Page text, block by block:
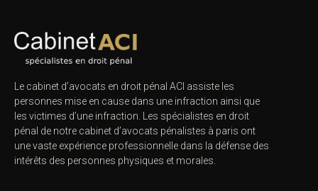
Le cabinet d’avocats en droit pénal ACI assiste les
personnes mise en cause dans une infraction ainsi que
les victimes d’une infraction. Les spécialistes en droit
pénal de notre cabinet d’avocats pénalistes à paris ont
une vaste expérience professionnelle dans la défense des
intérêts des personnes physiques et morales.